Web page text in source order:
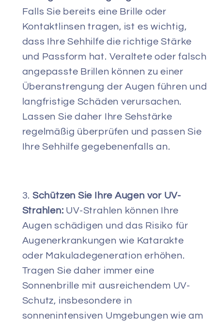
Falls Sie bereits eine Brille oder
Kontaktlinsen tragen, ist es wichtig,
dass Ihre Sehhilfe die richtige Stärke
und Passform hat. Veraltete oder falsch
angepasste Brillen können zu einer
Überanstrengung der Augen führen und
langfristige Schäden verursachen.
Lassen Sie daher Ihre Sehstärke
regelmäßig überprüfen und passen Sie
Ihre Sehhilfe gegebenenfalls an.
Schützen Sie Ihre Augen vor UV-
Strahlen: UV-Strahlen können Ihre
Augen schädigen und das Risiko für
Augenerkrankungen wie Katarakte
oder Makuladegeneration erhöhen.
Tragen Sie daher immer eine
Sonnenbrille mit ausreichendem UV-
Schutz, insbesondere in
sonnenintensiven Umgebungen wie am